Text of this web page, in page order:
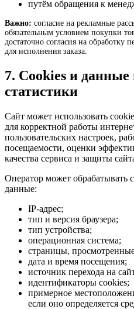
путём обращения к
Важно: согласие на рекламные
обязательным условием покупки
достаточно согласия на
для исполнения заказа.
7. Cookies и данные
статистики
Сайт может использовать
для корректной работы
пользовательских настроек,
посещаемости, оценки
качества сервиса и защиты
Оператор может обрабатывать
данные:
IP-адрес;
тип и версия браузера;
тип устройства;
операционная система;
страницы,
дата и время посещения;
источник перехода на
идентификаторы cookies;
примерное
если оно определяется